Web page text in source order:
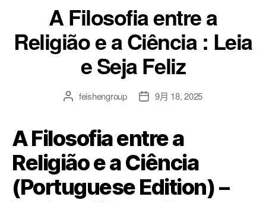
A Filosofia entre a
Religião e a Ciência : Leia
e Seja Feliz
feishengroup 9月 18, 2025
A Filosofia entre a
Religião e a Ciência
(Portuguese Edition) –